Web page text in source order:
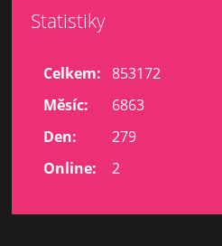
Statistiky
Online: 2
Celkem: 853172
Měsíc:
6863
Den:
279